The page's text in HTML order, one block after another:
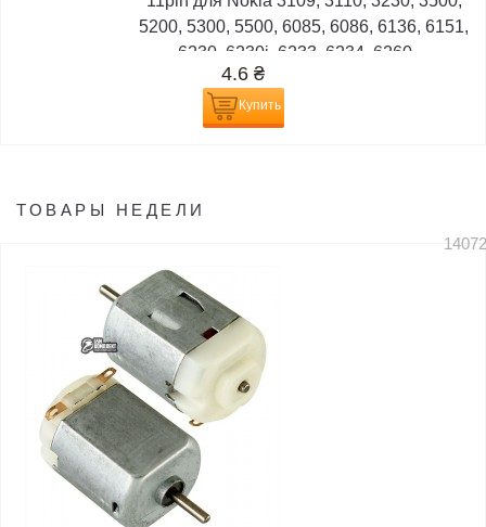
5200, 5300, 5500, 6085, 6086, 6136, 6151,
6230, 6230i, 6233, 6234, 6260,...
4.6 ₴
Купить
ТОВАРЫ НЕДЕЛИ